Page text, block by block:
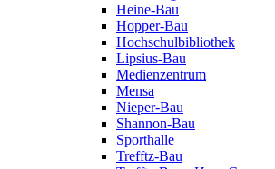
Heine-Bau
Hopper-Bau
Hochschulbibliothek
Lipsius-Bau
Medienzentrum
Mensa
Nieper-Bau
Shannon-Bau
Sporthalle
Trefftz-Bau